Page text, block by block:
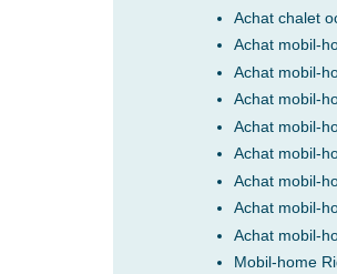
Achat chalet
Achat mobil-
Achat mobil-
Achat mobil-
Achat mobil-
Achat mobil-
Achat mobil-
Achat mobil-
Achat mobil-
Mobil-home